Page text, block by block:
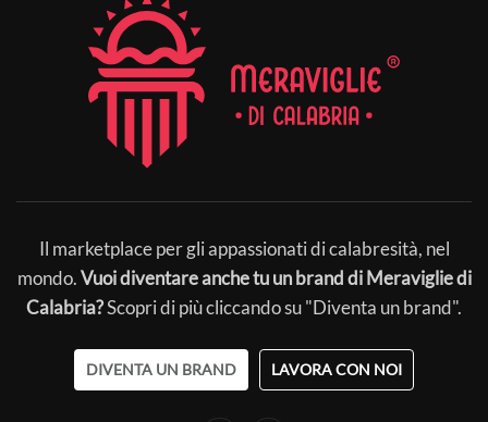
Il marketplace per gli appassionati di calabresità, nel
mondo.Vuoi diventare anche tu un brand di Meraviglie di
Calabria?Scopri di più cliccando su "Diventa un brand".
DIVENTA UN BRAND LAVORA CON NOI